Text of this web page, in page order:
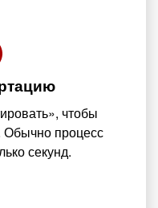
чтобы
Обычно процесс
секунд.